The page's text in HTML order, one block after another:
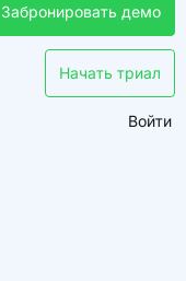
Забронировать демо
Начать триал
Войти